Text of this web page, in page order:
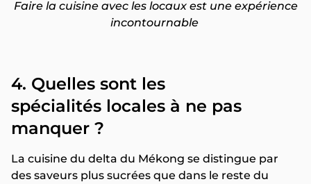
Faire la cuisine avec les locaux est une expérience
incontournable
4. Quelles sont les
spécialités locales à ne pas
manquer ?
La cuisine du delta du Mékong se distingue par
des saveurs plus sucrées que dans le reste du